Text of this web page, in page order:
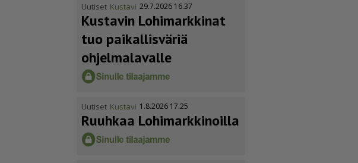
Uutiset Kustavi 29.7.2026 16.37
Kustavin Lohimarkkinat
tuo paikallisväriä
ohjelmalavalle
Uutiset Kustavi 1.8.2026 17.25
Ruuhkaa Lohimark­ki­noilla